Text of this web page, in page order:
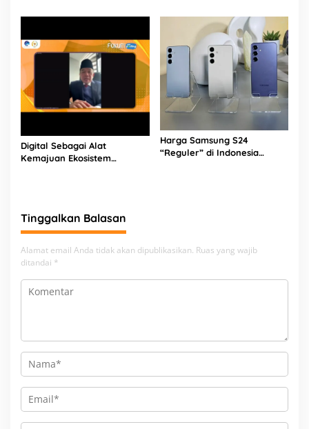
Digital Sebagai Alat
Kemajuan Ekosistem
Harga Samsung S24
“Reguler” di Indonesia
Tinggalkan Balasan
Alamat email Anda tidak akan dipublikasikan. Ruas yang wajib
ditandai *